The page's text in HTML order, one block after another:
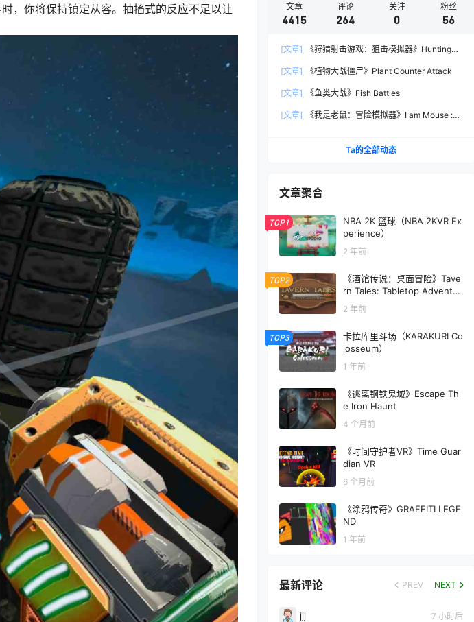
，你将保持镇定从容。抽搐式的反应不足以让
文章
4415
评论
264
关注
0
粉丝
56
[文章]
《狩猎射击游戏：狙击模拟器》Hunting
[文章]
《植物大战僵尸》Plant Counter Attack
[文章] 《鱼类大战》Fish Battles
[文章]
《我是老鼠：冒险模拟器》I am Mouse :
Ta的全部动态
文章聚合
TOP1
NBA 2K 篮球（NBA 2KVR Ex
perience）
2 年前
TOP2
《酒馆传说：桌面冒险》Tave
rn Tales: Tabletop Adventur
es VR
2 年前
TOP3
卡拉库里斗场（KARAKURI Co
losseum）
1 年前
《逃离钢铁鬼域》Escape Th
e Iron Haunt
4 个月前
《时间守护者VR》Time Guar
dian VR
6 个月前
《涂鸦传奇》GRAFFITI LEGE
ND
1 年前
最新评论 PREV NEXT
jjj 7 小时后